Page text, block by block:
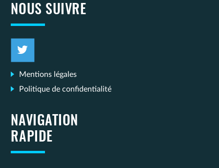
NOUS SUIVRE
Mentions légales
Politique de confidentialité
NAVIGATION
RAPIDE